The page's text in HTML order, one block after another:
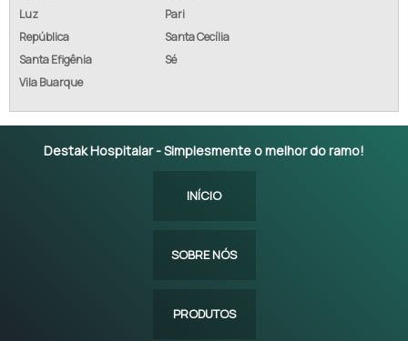
Luz
Pari
República
Santa Cecília
Santa Efigênia
Sé
Vila Buarque
Destak Hospitalar - Simplesmente o melhor do ramo!
INÍCIO
SOBRE NÓS
PRODUTOS